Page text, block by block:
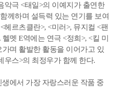
악극 <태일>의 이예지가 출연한
께하며 설득력 있는 연기를 보여
르츠클란>, <미러>, 뮤지컬 <팬
멧 E역에는 연극 <정희>, <킬 미
며 활발한 활동을 이어가고 있
우스>의 최정우가 함께 한다.
에서 가장 자랑스러운 작품 중